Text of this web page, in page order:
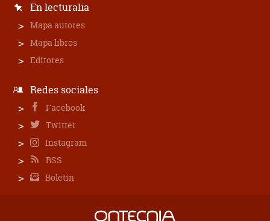
En lecturalia
Mapa autores
Mapa libros
Editores
Redes sociales
Facebook
Twitter
Instagram
RSS
Boletín